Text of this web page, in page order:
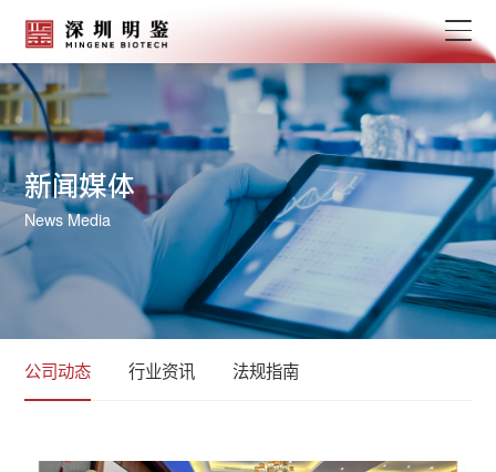
新闻媒体
News Media
公司动态 行业资讯 法规指南